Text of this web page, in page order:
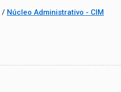
/ Núcleo Administrativo - CIM